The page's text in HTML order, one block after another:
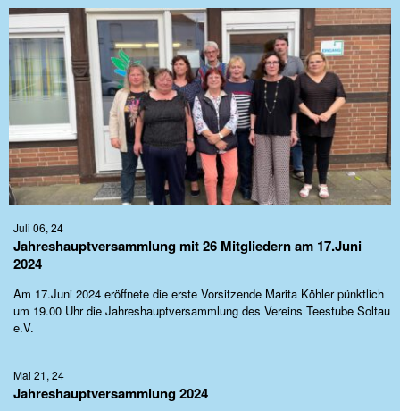
Juli 06, 24
Jahreshauptversammlung mit 26 Mitgliedern am 17.Juni
2024
Am 17.Juni 2024 eröffnete die erste Vorsitzende Marita Köhler pünktlich
um 19.00 Uhr die Jahreshauptversammlung des Vereins Teestube Soltau
e.V.
Mai 21, 24
Jahreshauptversammlung 2024